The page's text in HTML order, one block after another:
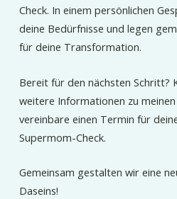
Check. In einem persönlichen
deine Bedürfnisse und legen
für deine Transformation.
Bereit für den nächsten Schritt?
weitere Informationen zu
vereinbare einen Termin für
Supermom-Check.
Gemeinsam gestalten wir eine
Daseins!